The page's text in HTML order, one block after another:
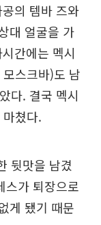
의 템바 즈와
대 얼굴을 가
간에는 멕시
스크바)도 남
다. 결국 멕시
쳤다.
뒷맛을 남겼
스가 퇴장으로
게 됐기 때문